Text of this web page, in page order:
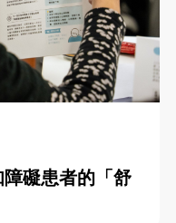
礙患者的「舒